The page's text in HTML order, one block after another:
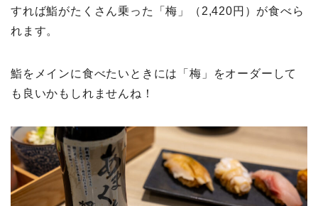
すれば鮨がたくさん乗った「梅」（2,420円）が食べら
れます。
鮨をメインに食べたいときには「梅」をオーダーして
も良いかもしれませんね！